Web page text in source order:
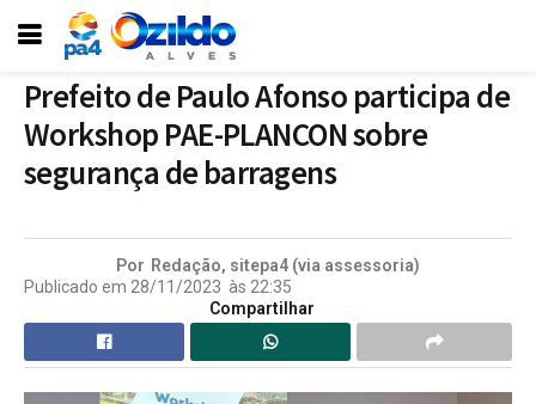
Prefeito de Paulo Afonso participa de
Workshop PAE-PLANCON sobre
segurança de barragens
Por Redação, sitepa4 (via assessoria)
Publicado em 28/11/2023 às 22:35
Compartilhar